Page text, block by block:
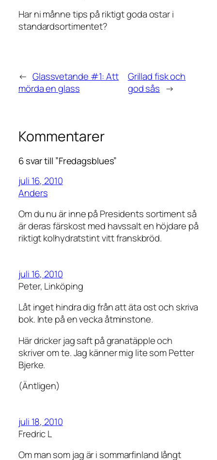
Har ni månne tips på riktigt goda ostar i
standardsortimentet?
← Glassvetande #1: Att
mörda en glass
Grillad fisk och
god sås →
Kommentarer
6 svar till ”Fredagsblues”
juli 16, 2010
Anders
Om du nu är inne på Presidents sortiment så
är deras färskost med havssalt en höjdare på
riktigt kolhydratstint vitt franskbröd.
juli 16, 2010
Peter, Linköping
Låt inget hindra dig från att äta ost och skriva
bok. Inte på en vecka åtminstone.
Här dricker jag saft på granatäpple och
skriver om te. Jag känner mig lite som Petter
Bjerke.
(Äntligen)
juli 18, 2010
Fredric L
Om man som jag är i sommarfinland långt